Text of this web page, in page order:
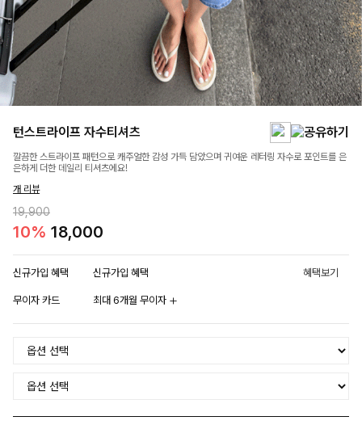
턴스트라이프 자수티셔츠
깔끔한 스트라이프 패턴으로 캐주얼한 감성 가득 담았으며 귀여운 레터링 자수로 포인트를 은
은하게 더한 데일리 티셔츠에요!
개 리뷰
19,900
10% 18,000
신규가입 혜택 신규가입 혜택 혜택보기
무이자 카드 최대 6개월 무이자